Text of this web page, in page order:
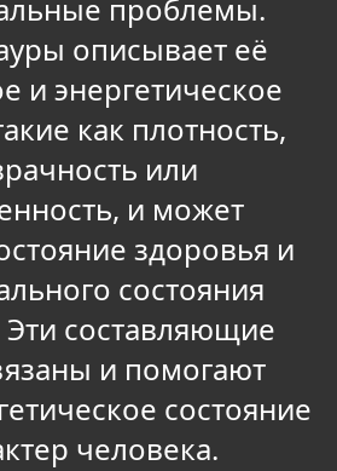
проблемы.
описывает её
и энергетическое
как плотность,
или
и может
здоровья и
состояния
Эти составляющие
и помогают
состояние
человека.